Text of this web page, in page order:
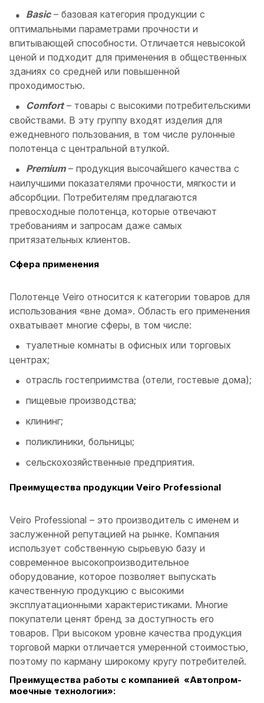
Basic– базовая категория продукции с
оптимальными параметрами прочности и
впитывающей способности. Отличается невысокой
ценой и подходит для применения в общественных
зданиях со средней или повышенной
проходимостью.
Comfort– товары с высокими потребительскими
свойствами. В эту группу входят изделия для
ежедневного пользования, в том числе рулонные
полотенца с центральной втулкой.
Premium– продукция высочайшего качества с
наилучшими показателями прочности, мягкости и
абсорбции. Потребителям предлагаются
превосходные полотенца, которые отвечают
требованиям и запросам даже самых
притязательных клиентов.
Сфера применения
Полотенце Veiro относится к категории товаров для
использования «вне дома». Область его применения
охватывает многие сферы, в том числе:
туалетные комнаты в офисных или торговых
центрах;
отрасль гостеприимства (отели, гостевые дома);
пищевые производства;
клининг;
поликлиники, больницы;
сельскохозяйственные предприятия.
Преимущества продукции Veiro Professional
Veiro Professional – это производитель с именем и
заслуженной репутацией на рынке. Компания
использует собственную сырьевую базу и
современное высокопроизводительное
оборудование, которое позволяет выпускать
качественную продукцию с высокими
эксплуатационными характеристиками. Многие
покупатели ценят бренд за доступность его
товаров. При высоком уровне качества продукция
торговой марки отличается умеренной стоимостью,
поэтому по карману широкому кругу потребителей.
Преимущества работы с компанией «Автопром-
моечные технологии»: